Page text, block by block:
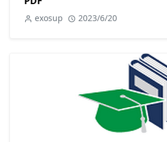
exosup 2023/6/20